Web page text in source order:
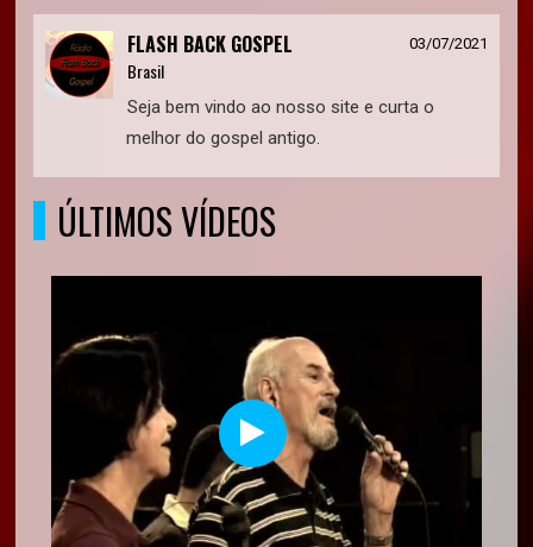
FLASH BACK GOSPEL 03/07/2021
Brasil
Seja bem vindo ao nosso site e curta o
melhor do gospel antigo.
ÚLTIMOS VÍDEOS